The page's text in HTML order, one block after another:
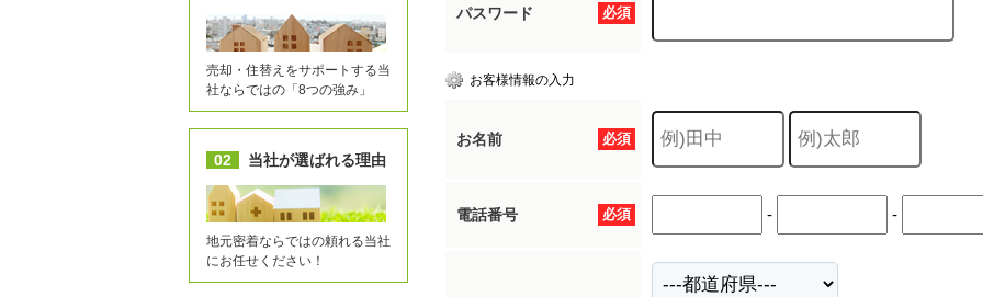
必須
パスワード
お客様情報の入力
必須
お名前
必須
電話番号 - -
売却・住替えをサポートする当
社ならではの「8つの強み」
02 当社が選ばれる理由
地元密着ならではの頼れる当社
にお任せください！